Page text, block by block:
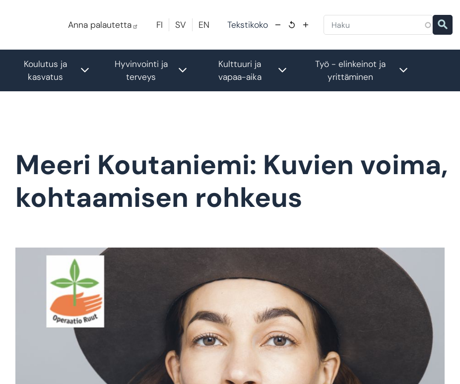
Anna palautetta
FI SV EN Tekstikoko
Toggle submenu
Koulutus ja
kasvatus
Toggle submenu
Hyvinvointi ja
terveys
Toggle submenu
Kulttuuri ja
vapaa-aika
Toggle submenu
Työ - elinkeinot ja
yrittäminen
Meeri Koutaniemi: Kuvien voima,
kohtaamisen rohkeus